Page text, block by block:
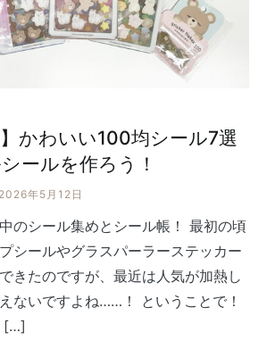
】かわいい100均シール7選
ールを作ろう！
2026年5月12日
のシール集めとシール帳！ 最初の頃
シールやグラスパーラーステッカー
きたのですが、最近は人気が加熱し
ないですよね……！ ということで！
[…]